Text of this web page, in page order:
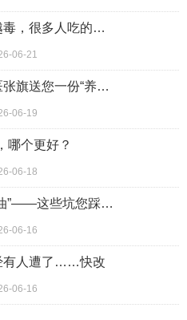
端午最狠骗局！越绿的粽子越毒，很多人吃的是“返青毒粽”
06-21
艾叶飘香 端午安康 | 省名中医张旗送您一份“养生锦囊”！
06-19
哪个更好？
06-18
退烧药吃不对，等于“火上浇油”——这些坑您踩过几个？
06-16
有人遭了……快改
06-16